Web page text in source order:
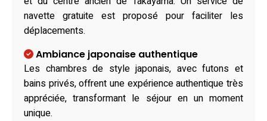
navette gratuite est proposé pour faciliter les
déplacements.
Ambiance japonaise authentique
Les chambres de style japonais, avec futons et
bains privés, offrent une expérience authentique très
appréciée, transformant le séjour en un moment
unique.